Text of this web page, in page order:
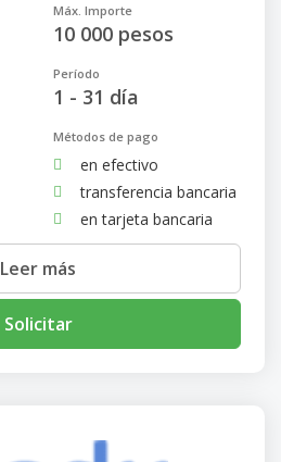
Máx. Importe
10 000 pesos
Período
1 - 31 día
Métodos de pago
en efectivo
transferencia bancaria
en tarjeta bancaria
Leer más
Solicitar